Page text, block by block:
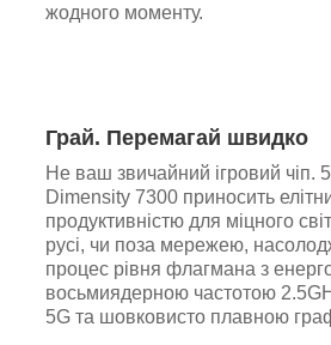
жодного моменту.
Грай. Перемагай швидко
Не ваш звичайний ігровий чіп.
Dimensity 7300 приносить
продуктивністю для міцного
русі, чи поза мережею,
процес рівня флагмана з
восьмиядерною частотою
5G та шовковисто плавною